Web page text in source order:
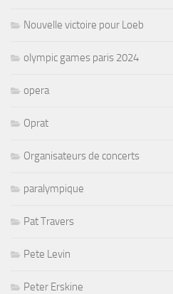
Nouvelle victoire pour Loeb
olympic games paris 2024
opera
Oprat
Organisateurs de concerts
paralympique
Pat Travers
Pete Levin
Peter Erskine